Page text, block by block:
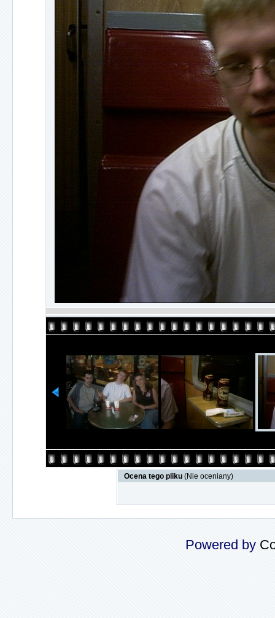
Ocena tego pliku (Nie oceniany)
Powered by